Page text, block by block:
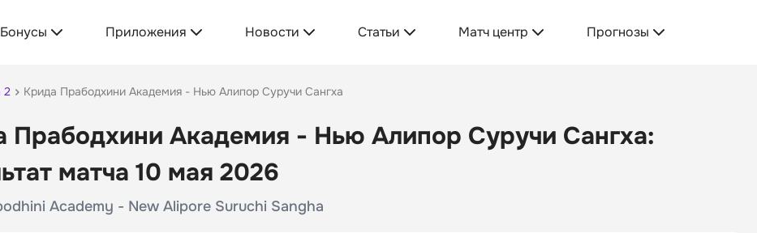
Бонусы Приложения Новости Статьи Матч центр Прогнозы
2 Крида Прабодхини Академия - Нью Алипор Суручи Сангха
Прабодхини Академия - Нью Алипор Суручи Сангха:
матча 10 мая 2026
Academy - New Alipore Suruchi Sangha